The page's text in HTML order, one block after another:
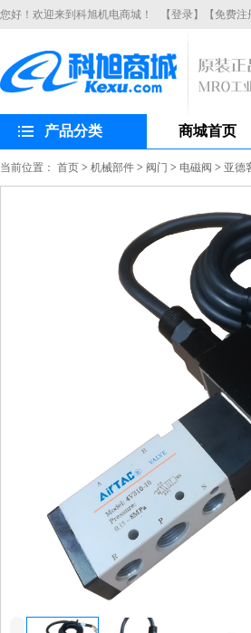
您好！欢迎来到科旭机电商城！ 【登录】 【免费注
产品分类 商城首页
当前位置： 首页 > 机械部件 > 阀门 > 电磁阀 > 亚德